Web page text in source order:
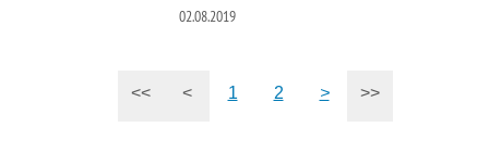
02.08.2019
<< < 1 2 > >>